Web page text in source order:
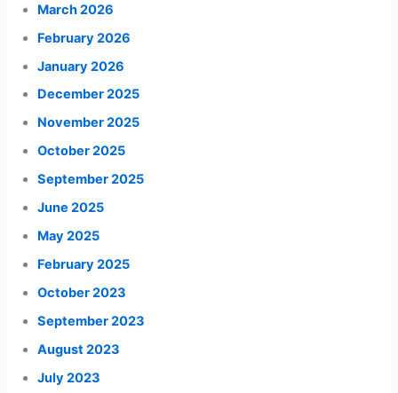
March 2026
February 2026
January 2026
December 2025
November 2025
October 2025
September 2025
June 2025
May 2025
February 2025
October 2023
September 2023
August 2023
July 2023